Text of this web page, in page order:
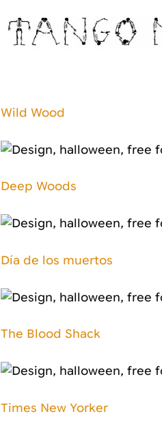
Wild Wood
Deep Woods
Día de los muertos
The Blood Shack
Times New Yorker